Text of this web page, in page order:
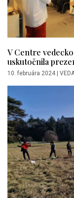
V Centre
uskutočnila
10. februára 2024 |